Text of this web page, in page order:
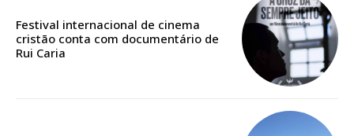
Acesso ao conteúdo online
Acesso aos conteúdos Exclusivos para
Festival internacional de cinema
cristão conta com documentário de
Rui Caria